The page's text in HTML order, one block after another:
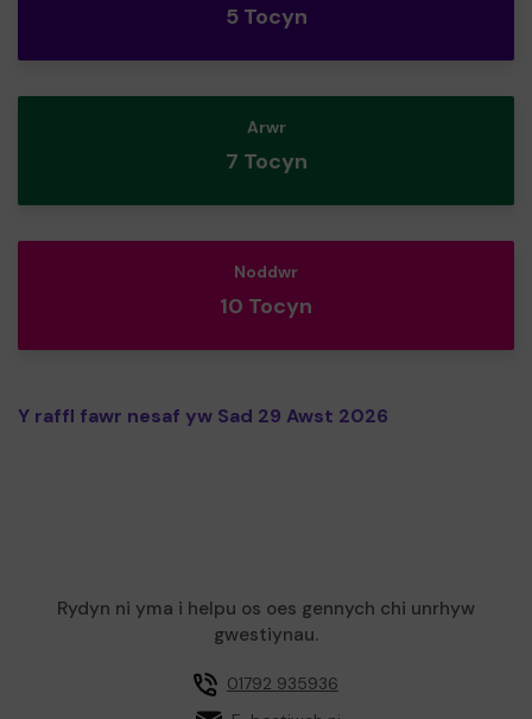
5 Tocyn
Arwr
7 Tocyn
Noddwr
10 Tocyn
Y raffl fawr nesaf yw Sad 29 Awst 2026
Rydyn ni yma i helpu os oes gennych chi unrhyw
gwestiynau.
01792 935936